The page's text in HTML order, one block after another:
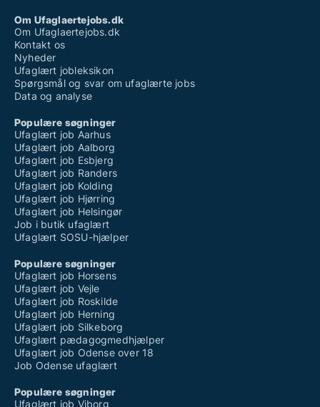
Om Ufaglaertejobs.dk
Om Ufaglaertejobs.dk
Kontakt os
Nyheder
Ufaglært jobleksikon
Spørgsmål og svar om ufaglærte jobs
Data og analyse
Populære søgninger
Ufaglært job Aarhus
Ufaglært job Aalborg
Ufaglært job Esbjerg
Ufaglært job Randers
Ufaglært job Kolding
Ufaglært job Hjørring
Ufaglært job Helsingør
Job i butik ufaglært
Ufaglært SOSU-hjælper
Populære søgninger
Ufaglært job Horsens
Ufaglært job Vejle
Ufaglært job Roskilde
Ufaglært job Herning
Ufaglært job Silkeborg
Ufaglært pædagogmedhjælper
Ufaglært job Odense over 18
Job Odense ufaglært
Populære søgninger
Ufaglært job Viborg